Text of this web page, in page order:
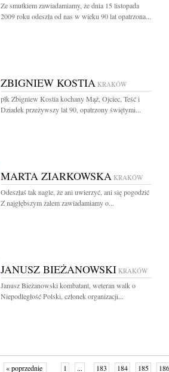
Ze smutkiem zawiadamiamy, że dnia 15 listopada
2009 roku odeszła od nas w wieku 90 lat opatrzona...
ZBIGNIEW KOSTIA KRAKÓW
płk Zbigniew Kostia kochany Mąż, Ojciec, Teść i
Dziadek przeżywszy lat 90, opatrzony świętymi...
MARTA ZIARKOWSKA KRAKÓW
Odeszłaś tak nagle, że ani uwierzyć, ani się pogodzić
Z najgłębszym żalem zawiadamiamy o...
JANUSZ BIEŻANOWSKI KRAKÓW
Janusz Bieżanowski kombatant, weteran walk o
Niepodległość Polski, członek organizacji...
« poprzednie 1 ... 183 184 185 186